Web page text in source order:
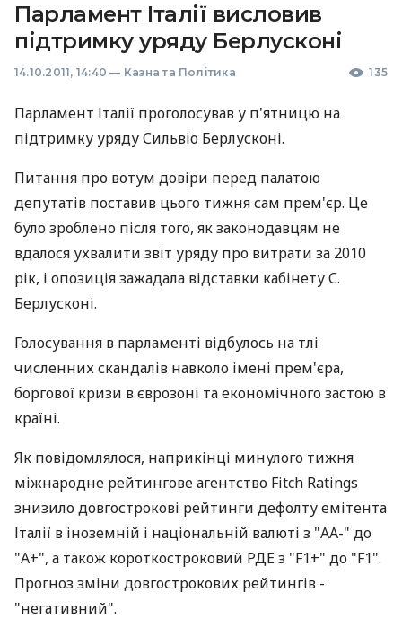
Парламент Італії висловив
підтримку уряду Берлусконі
14.10.2011, 14:40 — Казна та Політика 135
Парламент Італії проголосував у п'ятницю на
підтримку уряду Сильвіо Берлусконі.
Питання про вотум довіри перед палатою
депутатів поставив цього тижня сам прем'єр. Це
було зроблено після того, як законодавцям не
вдалося ухвалити звіт уряду про витрати за 2010
рік, і опозиція зажадала відставки кабінету С.
Берлусконі.
Голосування в парламенті відбулось на тлі
численних скандалів навколо імені прем'єра,
боргової кризи в єврозоні та економічного застою в
країні.
Як повідомлялося, наприкінці минулого тижня
міжнародне рейтингове агентство Fitch Ratings
знизило довгострокові рейтинги дефолту емітента
Італії в іноземній і національній валюті з "АА-" до
"А+", а також короткостроковий РДЕ з "F1+" до "F1".
Прогноз зміни довгострокових рейтингів -
"негативний".